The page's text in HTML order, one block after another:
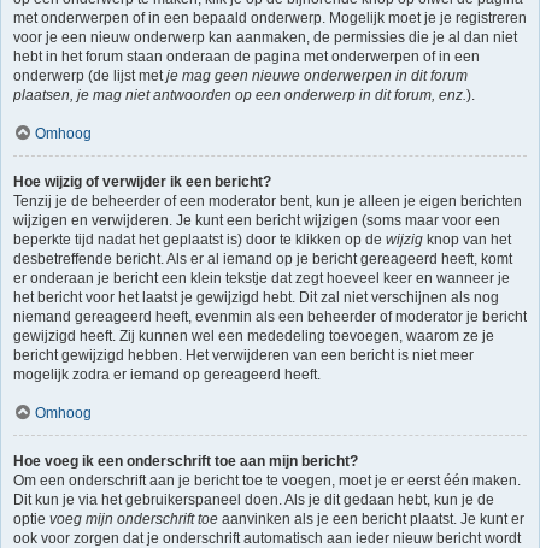
met onderwerpen of in een bepaald onderwerp. Mogelijk moet je je registreren
voor je een nieuw onderwerp kan aanmaken, de permissies die je al dan niet
hebt in het forum staan onderaan de pagina met onderwerpen of in een
onderwerp (de lijst metje mag geen nieuwe onderwerpen in dit forum
plaatsen, je mag niet antwoorden op een onderwerp in dit forum, enz.).
Omhoog
Hoe wijzig of verwijder ik een bericht?
Tenzij je de beheerder of een moderator bent, kun je alleen je eigen berichten
wijzigen en verwijderen. Je kunt een bericht wijzigen (soms maar voor een
beperkte tijd nadat het geplaatst is) door te klikken op de wijzig knop van het
desbetreffende bericht. Als er al iemand op je bericht gereageerd heeft, komt
er onderaan je bericht een klein tekstje dat zegt hoeveel keer en wanneer je
het bericht voor het laatst je gewijzigd hebt. Dit zal niet verschijnen als nog
niemand gereageerd heeft, evenmin als een beheerder of moderator je bericht
gewijzigd heeft. Zij kunnen wel een mededeling toevoegen, waarom ze je
bericht gewijzigd hebben. Het verwijderen van een bericht is niet meer
mogelijk zodra er iemand op gereageerd heeft.
Omhoog
Hoe voeg ik een onderschrift toe aan mijn bericht?
Om een onderschrift aan je bericht toe te voegen, moet je er eerst één maken.
Dit kun je via het gebruikerspaneel doen. Als je dit gedaan hebt, kun je de
optie voeg mijn onderschrift toe aanvinken als je een bericht plaatst. Je kunt er
ook voor zorgen dat je onderschrift automatisch aan ieder nieuw bericht wordt